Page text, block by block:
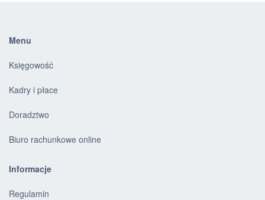
Menu
Księgowość
Kadry i płace
Doradztwo
Biuro rachunkowe online
Informacje
Regulamin